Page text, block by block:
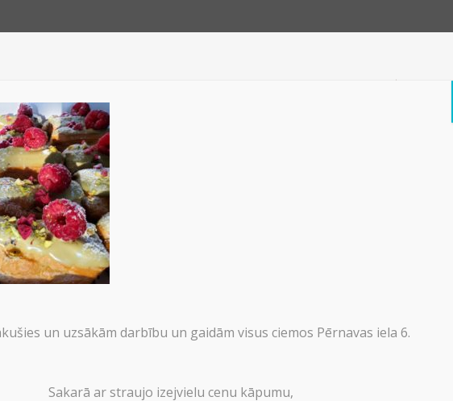
un uzsākām darbību un gaidām visus ciemos Pērnavas iela 6.
Sakarā ar straujo izejvielu cenu kāpumu,